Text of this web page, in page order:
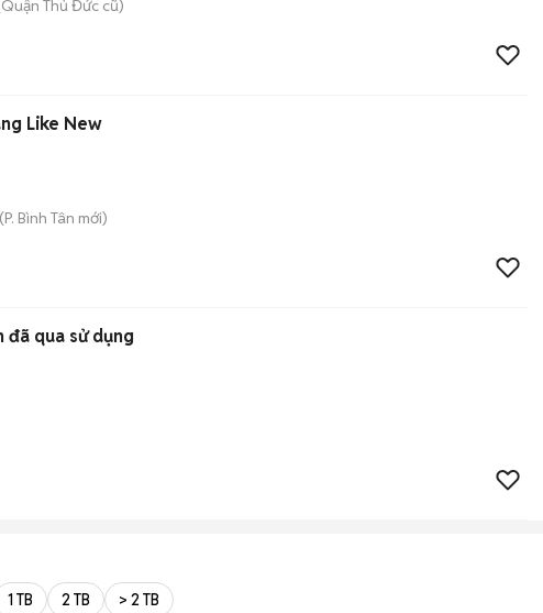
Thủ Đức cũ)
Like New
P. Bình Tân mới)
đã qua sử dụng
1 TB 2 TB > 2 TB